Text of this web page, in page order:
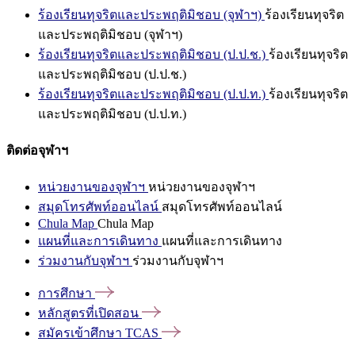
ร้องเรียนทุจริตและประพฤติมิชอบ (จุฬาฯ) ร้องเรียนทุจริต
และประพฤติมิชอบ (จุฬาฯ)
ร้องเรียนทุจริตและประพฤติมิชอบ (ป.ป.ช.) ร้องเรียนทุจริต
และประพฤติมิชอบ (ป.ป.ช.)
ร้องเรียนทุจริตและประพฤติมิชอบ (ป.ป.ท.) ร้องเรียนทุจริต
และประพฤติมิชอบ (ป.ป.ท.)
ติดต่อจุฬาฯ
หน่วยงานของจุฬาฯ หน่วยงานของจุฬาฯ
สมุดโทรศัพท์ออนไลน์ สมุดโทรศัพท์ออนไลน์
Chula Map Chula Map
แผนที่และการเดินทาง แผนที่และการเดินทาง
ร่วมงานกับจุฬาฯ ร่วมงานกับจุฬาฯ
การศึกษา
หลักสูตรที่เปิดสอน
สมัครเข้าศึกษา TCAS